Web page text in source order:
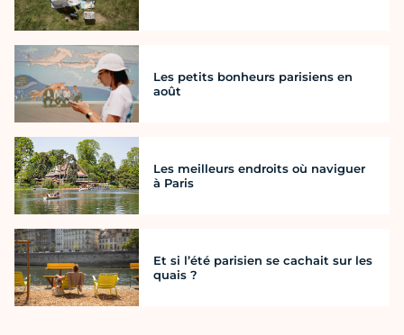
Les petits bonheurs parisiens en
août
Les meilleurs endroits où naviguer
à Paris
Et si l’été parisien se cachait sur les
quais ?